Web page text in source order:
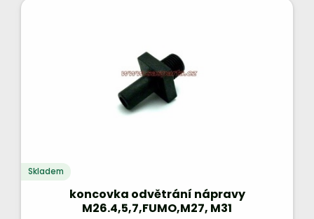
Skladem
koncovka odvětrání nápravy
M26.4,5,7,FUMO,M27, M31